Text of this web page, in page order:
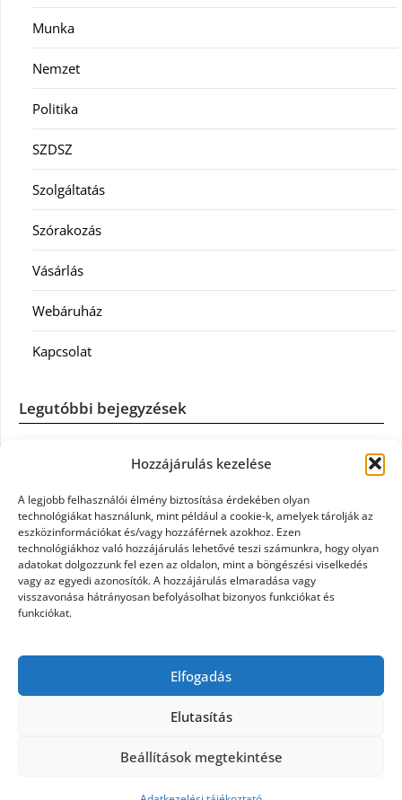
Hozzájárulás kezelése
A legjobb felhasználói élmény biztosítása érdekében olyan
technológiákat használunk, mint például a cookie-k, amelyek tárolják az
eszközinformációkat és/vagy hozzáférnek azokhoz. Ezen
technológiákhoz való hozzájárulás lehetővé teszi számunkra, hogy olyan
adatokat dolgozzunk fel ezen az oldalon, mint a böngészési viselkedés
vagy az egyedi azonosítók. A hozzájárulás elmaradása vagy
visszavonása hátrányosan befolyásolhat bizonyos funkciókat és
funkciókat.
Elfogadás
Elutasítás
Beállítások megtekintése
Munka
Nemzet
Politika
SZDSZ
Szolgáltatás
Szórakozás
Vásárlás
Webáruház
Kapcsolat
Legutóbbi bejegyzések
Casco szélvédőcsere: mikor éri meg a biztosítást igénybe
Könyvelés: mikor érdemes könyvelőt váltani?
Szövetkezeti jog: miért elengedhetetlen a szakszerű jogi
háttér a biztonságos működéshez
Munkajogi ügyvéd: miért nem érdemes várni a jogi
Tüll anyag: elegancia és sokoldalúság a Szakatex
kínálatában
Theme